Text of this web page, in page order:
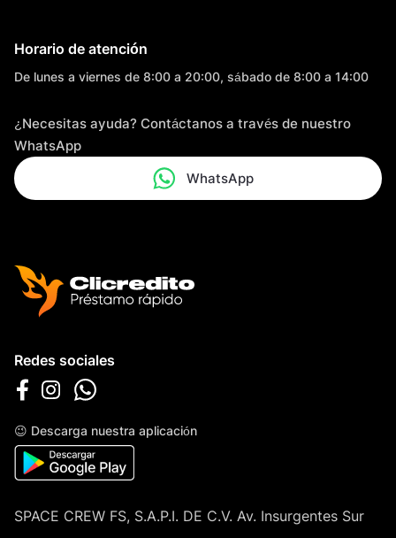
Horario de atención
De lunes a viernes de 8:00 a 20:00, sábado de 8:00 a 14:00
¿Necesitas ayuda? Contáctanos a través de nuestro
WhatsApp
WhatsApp
Redes sociales
😉 Descarga nuestra aplicación
SPACE CREW FS, S.A.P.I. DE C.V. Av. Insurgentes Sur